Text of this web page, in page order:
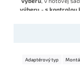
výberu - s kontrolou
Adaptérový typ